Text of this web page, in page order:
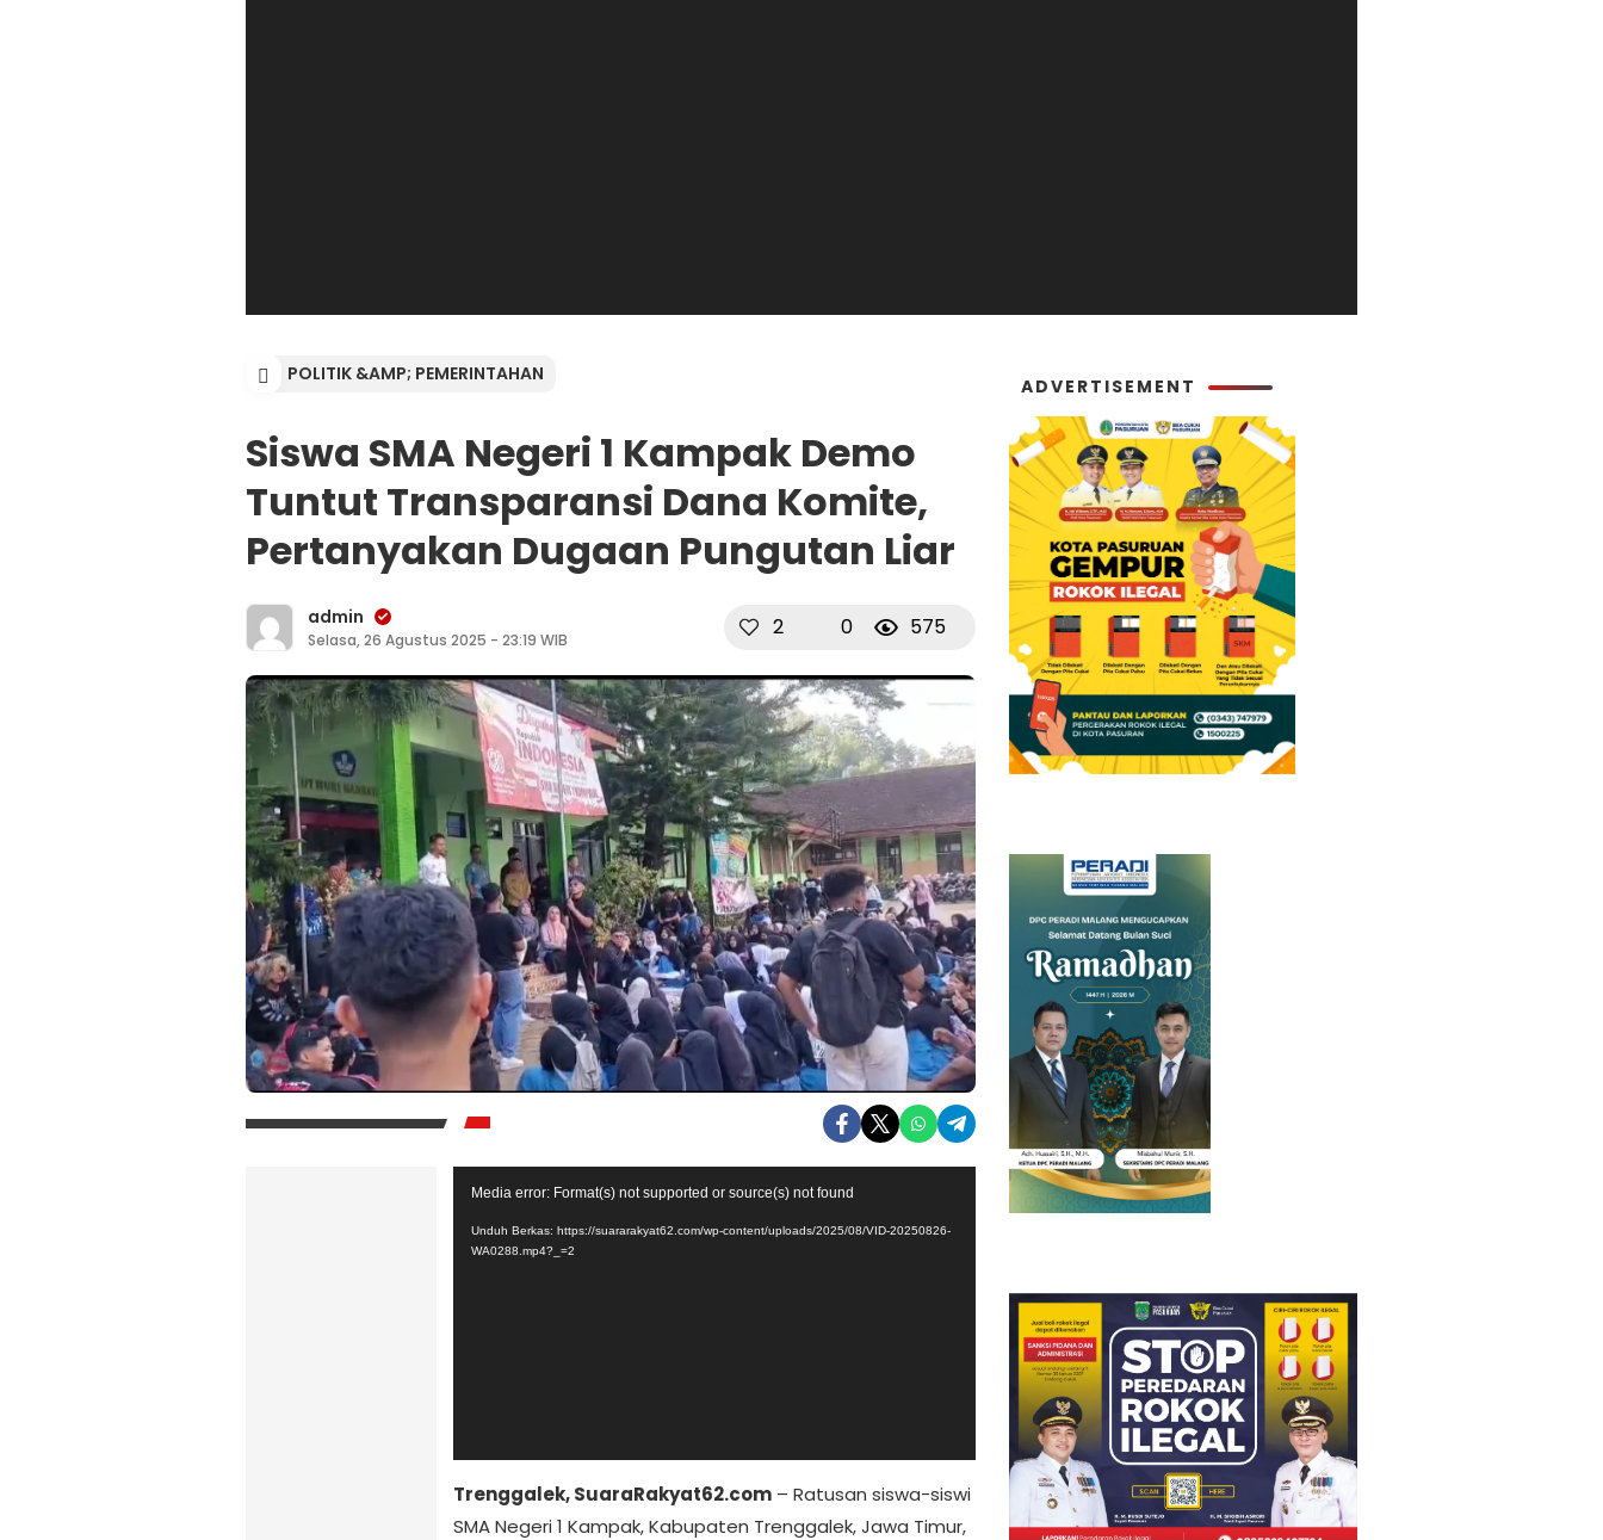
POLITIK &AMP; PEMERINTAHAN
Siswa SMA Negeri 1 Kampak Demo
Tuntut Transparansi Dana Komite,
Pertanyakan Dugaan Pungutan Liar
admin
Selasa, 26 Agustus 2025 - 23:19 WIB 2 0 575
Pemutar
Media error: Format(s) not supported or source(s) not found
Unduh Berkas: https://suararakyat62.com/wp-content/uploads/2025/08/VID-20250826-
WA0288.mp4?_=2
Trenggalek, SuaraRakyat62.com– Ratusan siswa-siswi
SMA Negeri 1 Kampak, Kabupaten Trenggalek, Jawa Timur,
ADVERTISEMENT